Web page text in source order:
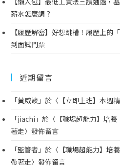
薪水怎麼調？
【履歷解密】好想跳槽！履歷上的
到面試門票
近期留言
「黃威竣 」於〈 【立即上班】本週
「jiachi 」於〈 【職場超能力】培
著走〉發佈留言
「監管者 」於〈 【職場超能力】培
帶著走〉發佈留言